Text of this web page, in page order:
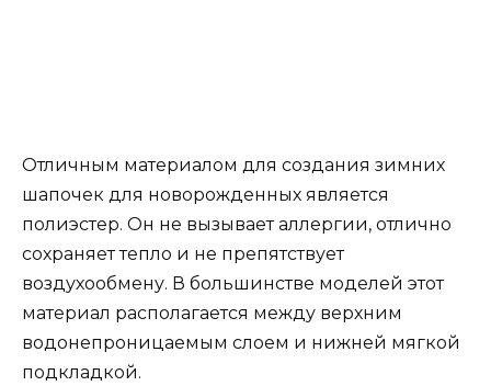
Отличным материалом для создания зимних
шапочек для новорожденных является
полиэстер. Он не вызывает аллергии, отлично
сохраняет тепло и не препятствует
воздухообмену. В большинстве моделей этот
материал располагается между верхним
водонепроницаемым слоем и нижней мягкой
подкладкой.